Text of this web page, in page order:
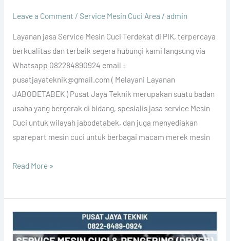
Leave a Comment / Service Mesin Cuci Area / admin
Layanan jasa Service Mesin Cuci Terdekat di PIK, terpercaya
berkualitas dan terbaik segera hubungi kami langsung via
Whatsapp 082284890924 email :
pusatjayateknik@gmail.com ( Melayani Layanan
JABODETABEK ) Pusat Jaya Teknik merupakan suatu badan
usaha yang bergerak di bidang, spesialis jasa service Mesin
Cuci untuk wilayah jabodetabek, dan juga menyediakan
sparepart mesin cuci untuk berbagai macam merek mesin
Read More »